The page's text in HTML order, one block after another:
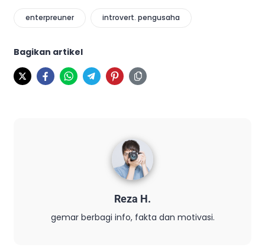
enterpreuner introvert. pengusaha
Bagikan artikel
Reza H.
gemar berbagi info, fakta dan motivasi.